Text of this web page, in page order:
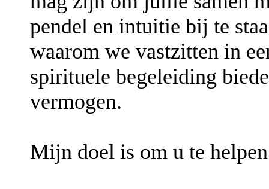
pendel en intuitie bij te
waarom we vastzitten in
spirituele begeleiding
vermogen.
Mijn doel is om u te